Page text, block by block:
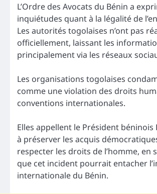
L’Ordre des Avocats du Bénin a
inquiétudes quant à la légalité de
Les autorités togolaises n’ont pas
officiellement, laissant les
principalement via les réseaux
Les organisations togolaises
comme une violation des droits
conventions internationales.
Elles appellent le Président béninois
à préserver les acquis
respecter les droits de l’homme, en
que cet incident pourrait entacher
internationale du Bénin.